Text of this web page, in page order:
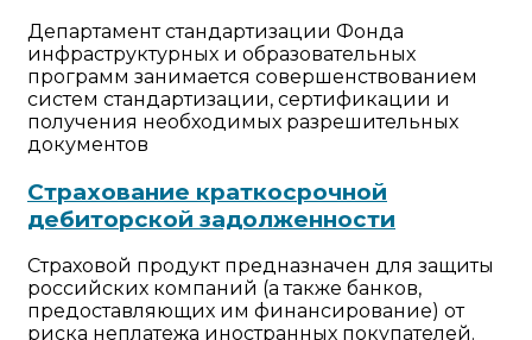
Департамент стандартизации Фонда
инфраструктурных и образовательных
программ занимается совершенствованием
систем стандартизации, сертификации и
получения необходимых разрешительных
документов
Страхование краткосрочной
дебиторской задолженности
Страховой продукт предназначен для защиты
российских компаний (а также банков,
предоставляющих им финансирование) от
риска неплатежа иностранных покупателей.